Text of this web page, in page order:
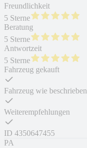
Freundlichkeit
5 Sterne
Beratung
5 Sterne
Antwortzeit
5 Sterne
Fahrzeug gekauft
Fahrzeug wie beschrieben
Weiterempfehlungen
ID 4350647455
PA